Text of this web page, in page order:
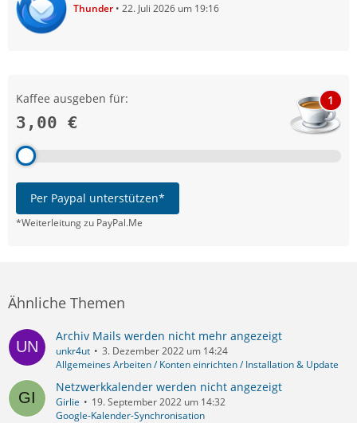
Thunder 22. Juli 2026 um 19:16
Kaffee ausgeben für:
3,00 €
1
Per Paypal unterstützen*
*Weiterleitung zu PayPal.Me
Ähnliche Themen
Archiv Mails werden nicht mehr angezeigt
unkr4ut
3. Dezember 2022 um 14:24
Allgemeines Arbeiten / Konten einrichten / Installation & Update
Netzwerkkalender werden nicht angezeigt
Girlie
19. September 2022 um 14:32
Google-Kalender-Synchronisation